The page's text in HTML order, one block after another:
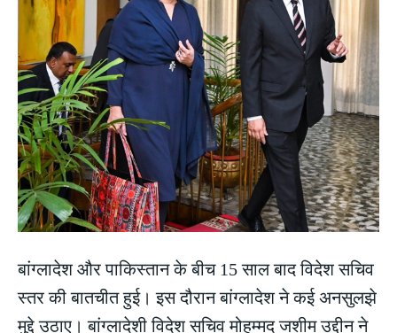
बांग्लादेश और पाकिस्तान के बीच 15 साल बाद विदेश सचिव
स्तर की बातचीत हुई। इस दौरान बांग्लादेश ने कई अनसुलझे
मुद्दे उठाए। बांग्लादेशी विदेश सचिव मोहम्मद जशीम उद्दीन ने